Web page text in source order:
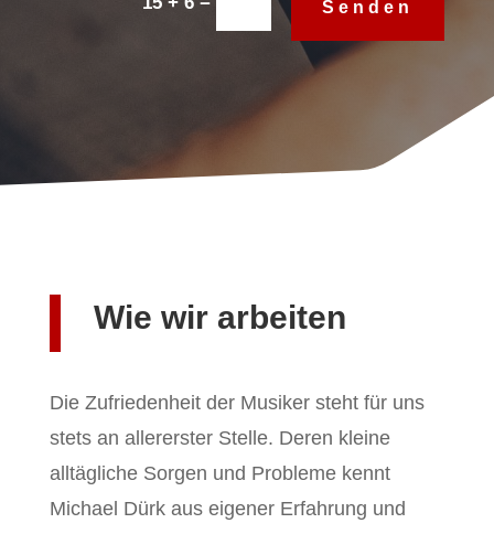
Senden
Wie wir arbeiten
Die Zufriedenheit der Musiker steht für uns
stets an allererster Stelle. Deren kleine
alltägliche Sorgen und Probleme kennt
Michael Dürk aus eigener Erfahrung und